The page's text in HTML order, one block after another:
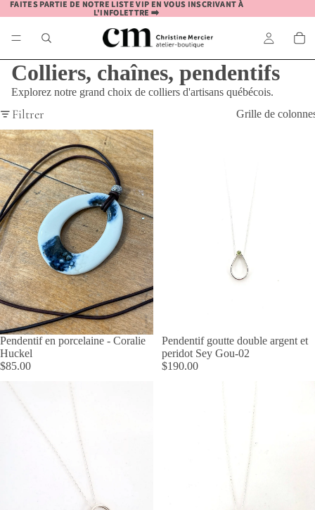
FAITES PARTIE DE NOTRE LISTE VIP EN VOUS INSCRIVANT À
L'INFOLETTRE ➡️
FAITES PARTIE DE NOTRE LISTE VIP EN VOUS INSCRIVANT À
L'INFOLETTRE ➡️
Colliers, chaînes, pendentifs
Explorez notre grand choix de colliers d'artisans québécois.
Filtrer Grille de
Pendentif en porcelaine - Coralie
Huckel
$85.00
Pendentif goutte double argent et
peridot Sey Gou-02
$190.00